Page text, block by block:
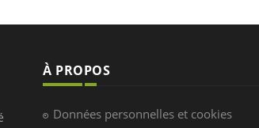
À PROPOS
Données personnelles et cookies